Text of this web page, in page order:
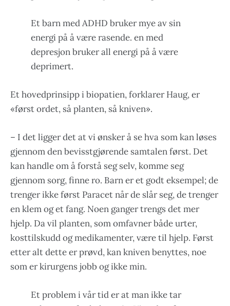
Et barn med ADHD bruker mye av sin
energi på å være rasende. en med
depresjon bruker all energi på å være
deprimert.
Et hovedprinsipp i biopatien, forklarer Haug, er
«først ordet, så planten, så kniven».
– I det ligger det at vi ønsker å se hva som kan løses
gjennom den bevisstgjørende samtalen først. Det
kan handle om å forstå seg selv, komme seg
gjennom sorg, finne ro. Barn er et godt eksempel; de
trenger ikke først Paracet når de slår seg, de trenger
en klem og et fang. Noen ganger trengs det mer
hjelp. Da vil planten, som omfavner både urter,
kosttilskudd og medikamenter, være til hjelp. Først
etter alt dette er prøvd, kan kniven benyttes, noe
som er kirurgens jobb og ikke min.
Et problem i vår tid er at man ikke tar